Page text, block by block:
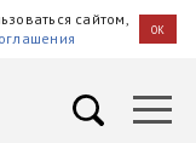
сайтом,
OK